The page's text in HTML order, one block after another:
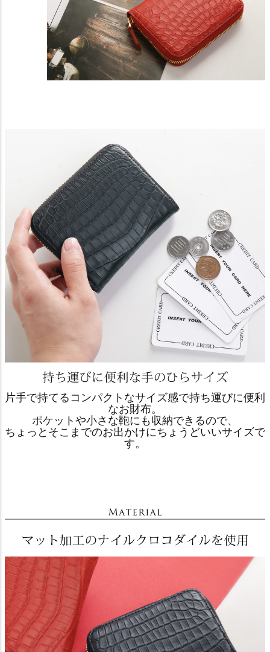
片手で持てるコンパクトなサイズ感で持ち運びに便利
なお財布。
ポケットや小さな鞄にも収納できるので、
ちょっとそこまでのお出かけにちょうどいいサイズで
す。